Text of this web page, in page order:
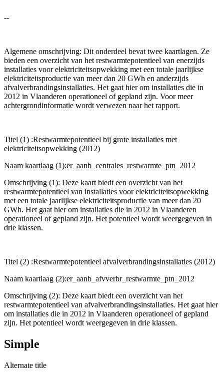
--
Algemene omschrijving: Dit onderdeel bevat twee kaartlagen. Ze
bieden een overzicht van het restwarmtepotentieel van enerzijds
installaties voor elektriciteitsopwekking met een totale jaarlijkse
elektriciteitsproductie van meer dan 20 GWh en anderzijds
afvalverbrandingsinstallaties. Het gaat hier om installaties die in
2012 in Vlaanderen operationeel of gepland zijn. Voor meer
achtergrondinformatie wordt verwezen naar het rapport.
Titel (1) :Restwarmtepotentieel bij grote installaties met
elektriciteitsopwekking (2012)
Naam kaartlaag (1):er_aanb_centrales_restwarmte_ptn_2012
Omschrijving (1): Deze kaart biedt een overzicht van het
restwarmtepotentieel van installaties voor elektriciteitsopwekking
met een totale jaarlijkse elektriciteitsproductie van meer dan 20
GWh. Het gaat hier om installaties die in 2012 in Vlaanderen
operationeel of gepland zijn. Het potentieel wordt weergegeven in
drie klassen.
Titel (2) :Restwarmtepotentieel afvalverbrandingsinstallaties (2012)
Naam kaartlaag (2):er_aanb_afvverbr_restwarmte_ptn_2012
Omschrijving (2): Deze kaart biedt een overzicht van het
restwarmtepotentieel van afvalverbrandingsinstallaties. Het gaat hier
om installaties die in 2012 in Vlaanderen operationeel of gepland
zijn. Het potentieel wordt weergegeven in drie klassen.
Simple
Alternate title